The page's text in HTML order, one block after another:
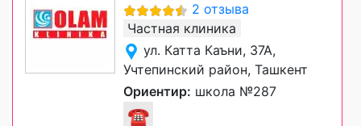
2 отзыва
Частная клиника
ул. Катта Каъни, 37А,
Учтепинский район, Ташкент
Ориентир: школа №287
☎